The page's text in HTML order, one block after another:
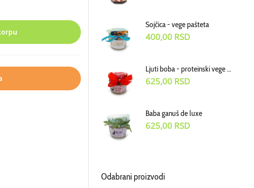
Sojčica - vege pašteta
400,00 RSD
Ljuti boba - proteinski vege dodatak uz jela
625,00 RSD
Baba ganuš de luxe
625,00 RSD
Odabrani proizvodi